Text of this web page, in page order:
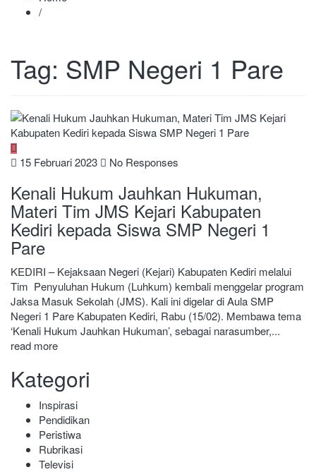
/
Tag: SMP Negeri 1 Pare
15 Februari 2023 No Responses
Kenali Hukum Jauhkan Hukuman,
Materi Tim JMS Kejari Kabupaten
Kediri kepada Siswa SMP Negeri 1
Pare
KEDIRI – Kejaksaan Negeri (Kejari) Kabupaten Kediri melalui
Tim Penyuluhan Hukum (Luhkum) kembali menggelar program
Jaksa Masuk Sekolah (JMS). Kali ini digelar di Aula SMP
Negeri 1 Pare Kabupaten Kediri, Rabu (15/02). Membawa tema
‘Kenali Hukum Jauhkan Hukuman’, sebagai narasumber,...
read more
Kategori
Inspirasi
Pendidikan
Peristiwa
Rubrikasi
Televisi